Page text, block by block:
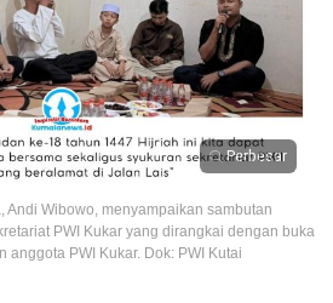
Perbesar
Andi Wibowo, menyampaikan sambutan
PWI Kukar yang dirangkai dengan buka
anggota PWI Kukar. Dok: PWI Kutai